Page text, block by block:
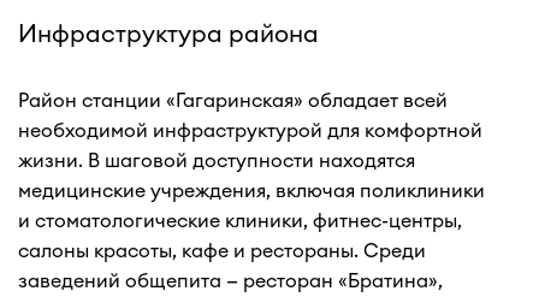
Инфраструктура района
Район станции «Гагаринская» обладает всей
необходимой инфраструктурой для комфортной
жизни. В шаговой доступности находятся
медицинские учреждения, включая поликлиники
и стоматологические клиники, фитнес-центры,
салоны красоты, кафе и рестораны. Среди
заведений общепита — ресторан «Братина»,